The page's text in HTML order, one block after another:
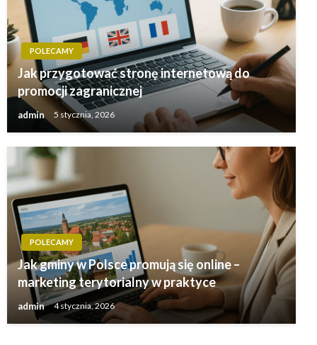
POLECAMY
Jak przygotować stronę internetową do
promocji zagranicznej
admin 5 stycznia, 2026
POLECAMY
Jak gminy w Polsce promują się online –
marketing terytorialny w praktyce
admin 4 stycznia, 2026